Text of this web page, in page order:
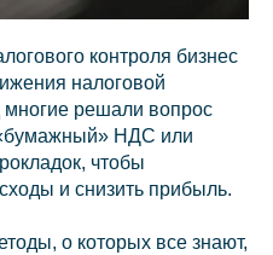
контроля бизнес
налоговой
многие решали вопрос
НДС или
чтобы
и снизить прибыль.
о которых все знают,